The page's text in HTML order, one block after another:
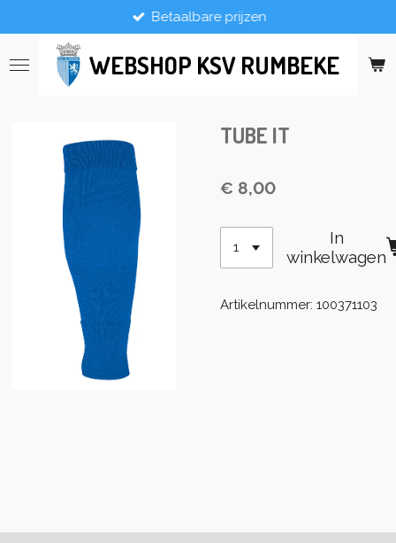
direct
naar
de
WEBSHOP KSV RUMBEKE
Betaalbare prijzen
TUBE IT
€ 8,00
In
winkelwagen
Artikelnummer: 100371103